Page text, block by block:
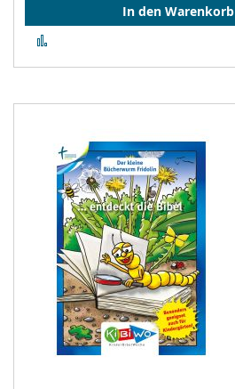
In den Warenkorb
hinzufügen